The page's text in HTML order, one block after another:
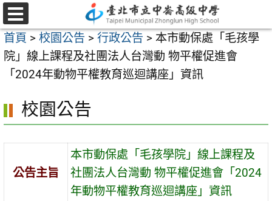
跳
至
主
要
區
選
單
首頁 > 校園公告 > 行政公告 > 本市動保處「毛孩學
院」線上課程及社團法人台灣動 物平權促進會
「2024年動物平權教育巡迴講座」資訊
校園公告
公告主旨
本市動保處「毛孩學院」線上課程及
社團法人台灣動 物平權促進會「2024
年動物平權教育巡迴講座」資訊